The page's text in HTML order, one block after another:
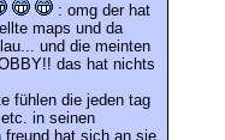
: omg der hat
maps und da
und die meinten
das hat nichts
fühlen die jeden tag
in seinen
freund hat sich an sie